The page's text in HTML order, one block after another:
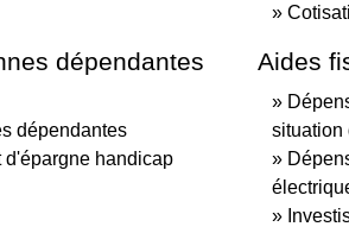
dépendantes
dépendantes
d'épargne handicap
Aides
situation